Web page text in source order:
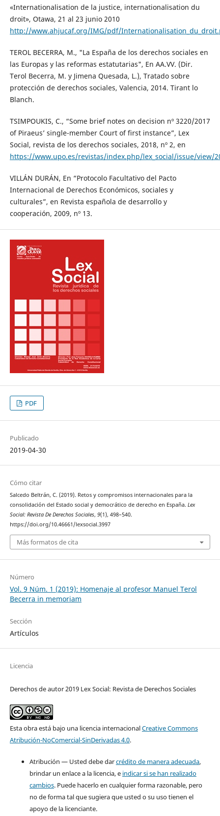
«Internationalisation de la justice, internationalisation du
droit», Otawa, 21 al 23 junio 2010
http://www.ahjucaf.org/IMG/pdf/
TEROL BECERRA, M., "La España de los derechos sociales en
las Europas y las reformas estatutarias", En AA.VV. (Dir.
Terol Becerra, M. y Jimena Quesada, L.), Tratado sobre
protección de derechos sociales, Valencia, 2014. Tirant lo
Blanch.
TSIMPOUKIS, C., “Some brief notes on decision nº 3220/2017
of Piraeus’ single-member Court of first instance”, Lex
Social, revista de los derechos sociales, 2018, nº 2, en
https://www.upo.es/revistas/index.php/lex_social/issue/view/
VILLÁN DURÁN, En “Protocolo Facultativo del Pacto
Internacional de Derechos Económicos, sociales y
culturales”, en Revista española de desarrollo y
cooperación, 2009, nº 13.
PDF
Publicado
2019-04-30
Cómo citar
Salcedo Beltrán, C. (2019). Retos y compromisos internacionales para la
consolidación del Estado social y democrático de derecho en España. Lex
Social: Revista De Derechos Sociales, 9(1), 498–540.
https://doi.org/10.46661/lexsocial.3997
Más formatos de cita
Número
Vol. 9 Núm. 1 (2019): Homenaje al profesor Manuel Terol
Becerra in memoriam
Sección
Artículos
Licencia
Derechos de autor 2019 Lex Social: Revista de Derechos Sociales
Esta obra está bajo una licencia internacionalCreative Commons
Atribución-NoComercial-SinDerivadas 4.0.
Atribución — Usted debe darcrédito de manera adecuada,
brindar un enlace a la licencia, e indicar si se han realizado
cambios. Puede hacerlo en cualquier forma razonable, pero
no de forma tal que sugiera que usted o su uso tienen el
apoyo de la licenciante.